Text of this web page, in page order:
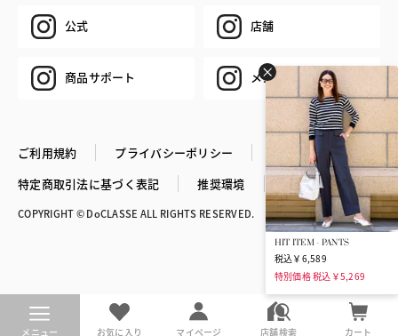
メニュー お気に入り マイページ 店舗検索 カート
HIT ITEM - PANTS
税込￥6,589
特別価格 税込￥5,269
公式 店舗
商品サポート メンズ
ご利用規約
プライバシーポリシー
特定商取引法に基づく表記
推奨環境 企業情報
COPYRIGHT © DoCLASSE ALL RIGHTS RESERVED.